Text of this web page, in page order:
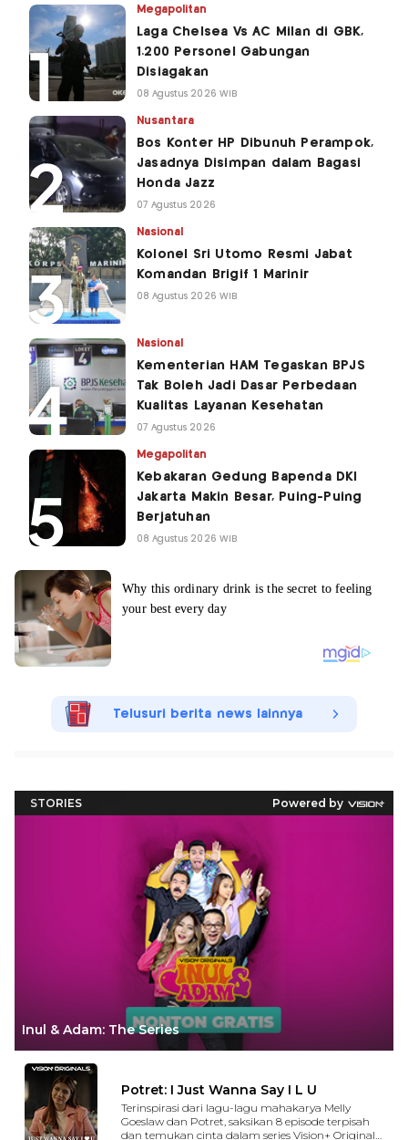
Megapolitan
Laga Chelsea Vs AC Milan di GBK,
1.200 Personel Gabungan
Disiagakan
08 Agustus 2026 WIB
Nusantara
Bos Konter HP Dibunuh Perampok,
Jasadnya Disimpan dalam Bagasi
Honda Jazz
07 Agustus 2026
Nasional
Kolonel Sri Utomo Resmi Jabat
Komandan Brigif 1 Marinir
08 Agustus 2026 WIB
Nasional
Kementerian HAM Tegaskan BPJS
Tak Boleh Jadi Dasar Perbedaan
Kualitas Layanan Kesehatan
07 Agustus 2026
Megapolitan
Kebakaran Gedung Bapenda DKI
Jakarta Makin Besar, Puing-Puing
Berjatuhan
08 Agustus 2026 WIB
Telusuri berita news lainnya